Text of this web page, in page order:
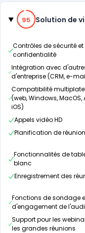
Catégories
95% de
95 Solution de
Contrôles de sécurité
confidentialité
Intégration avec
d'entreprise (CRM, e-
Compatibilité
(web, Windows, MacOS,
iOS)
Appels vidéo HD
Planification de
Fonctionnalités de
blanc
Enregistrement des
Fonctions de sondage
d'engagement de
Support pour les
les grandes réunions